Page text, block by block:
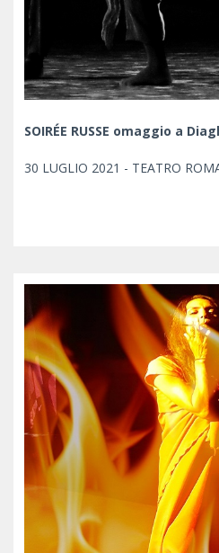
SOIRÉE RUSSE omaggio a
30 LUGLIO 2021 - TEATRO